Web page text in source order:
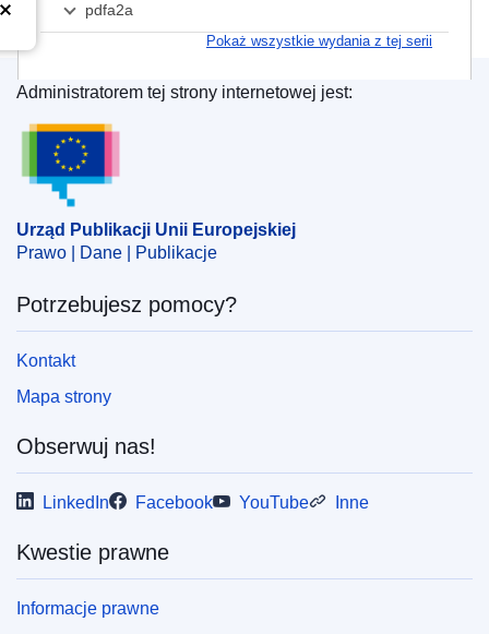
pdfa2a
Pokaż wszystkie wydania z tej serii
Urząd Publikacji Unii Europejskiej
Administratorem tej strony internetowej jest:
Urząd Publikacji Unii Europejskiej
Prawo | Dane | Publikacje
Potrzebujesz pomocy?
Kontakt
Mapa strony
Obserwuj nas!
LinkedIn Facebook YouTube Inne
Kwestie prawne
Informacje prawne